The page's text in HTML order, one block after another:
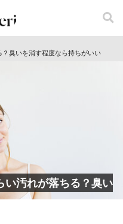
？臭いを消す程度なら持ちがいい
い汚れが落ちる？臭い